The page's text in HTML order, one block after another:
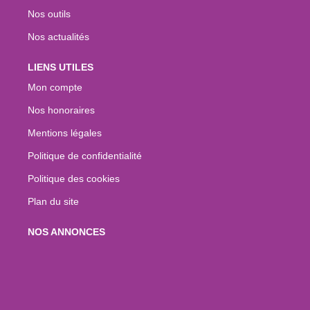
Nos outils
Nos actualités
LIENS UTILES
Mon compte
Nos honoraires
Mentions légales
Politique de confidentialité
Politique des cookies
Plan du site
NOS ANNONCES